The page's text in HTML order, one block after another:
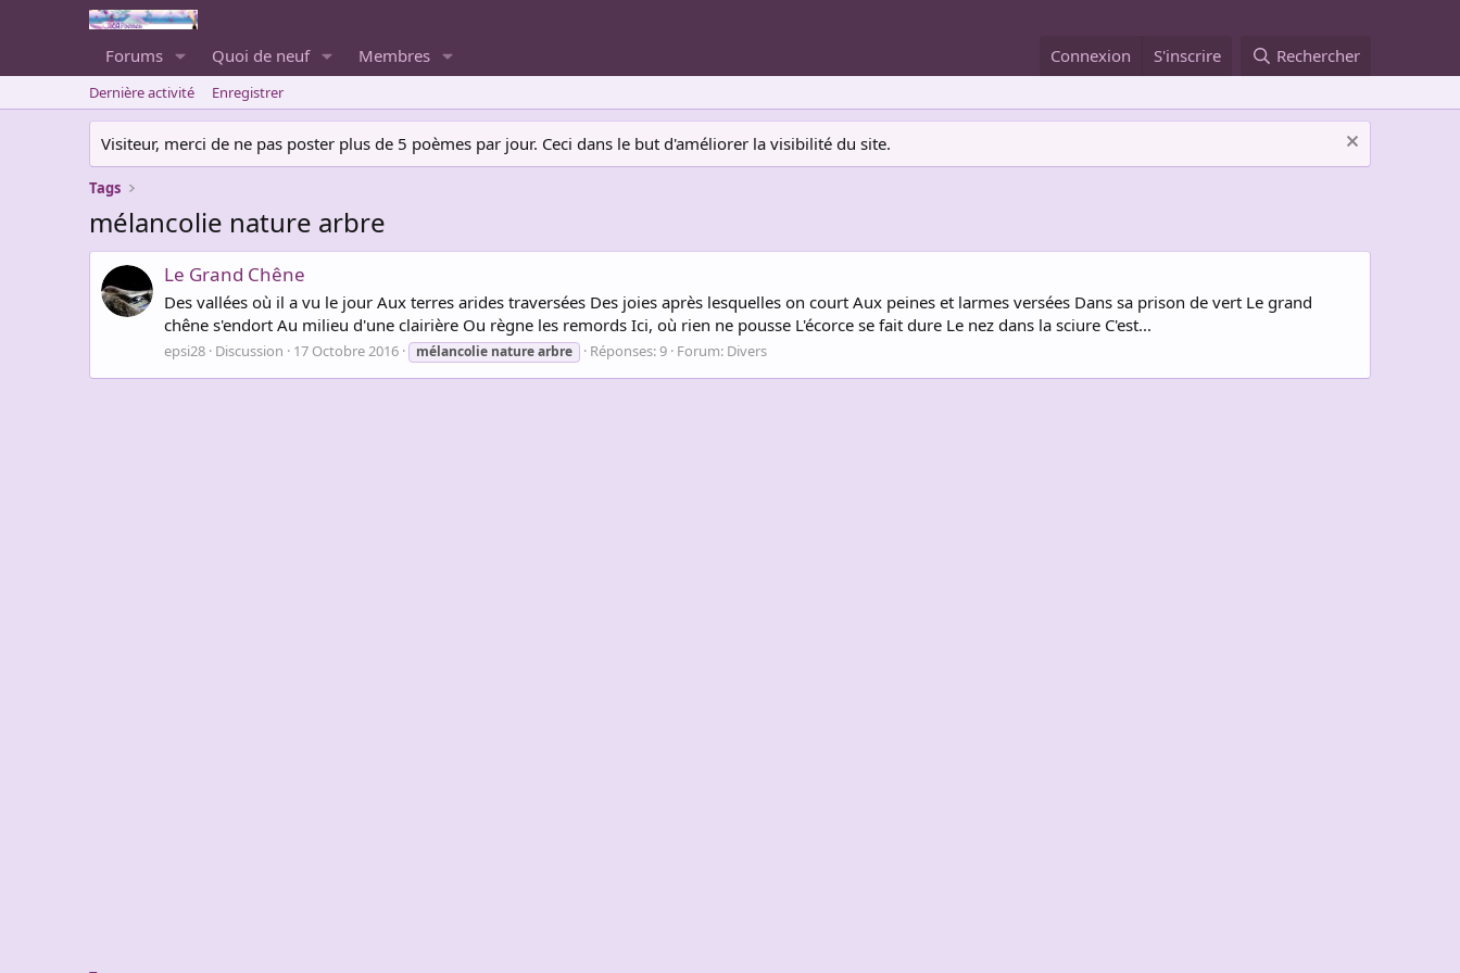
Forums Quoi de neuf Membres Connexion S'inscrire Rechercher
Dernière activité Enregistrer
Visiteur, merci de ne pas poster plus de 5 poèmes par jour. Ceci dans le but d'améliorer la visibilité du site.
Tags
mélancolie nature arbre
Le Grand Chêne
Des vallées où il a vu le jour Aux terres arides traversées Des joies après lesquelles on court Aux peines et larmes versées Dans sa prison de vert Le grand
chêne s'endort Au milieu d'une clairière Ou règne les remords Ici, où rien ne pousse L'écorce se fait dure Le nez dans la sciure C'est...
epsi28 Discussion 17 Octobre 2016 mélancolie naturearbre Réponses: 9 Forum: Divers